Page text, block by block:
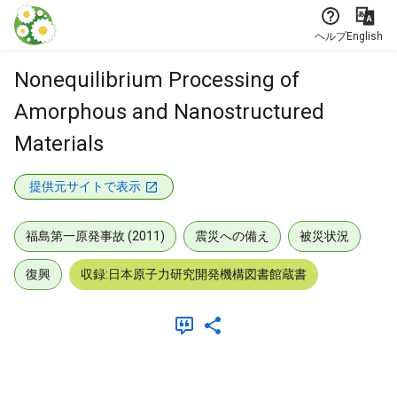
本文に飛ぶ
ヘルプEnglish
Nonequilibrium Processing of
Amorphous and Nanostructured
Materials
提供元サイトで表示
福島第一原発事故 (2011) 震災への備え 被災状況
復興 収録:日本原子力研究開発機構図書館蔵書